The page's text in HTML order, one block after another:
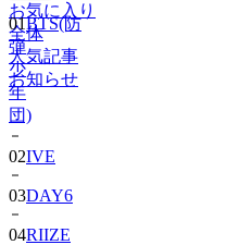
お気に入り
全体
人気記事
お知らせ
01BTS(防
弾
少
年
団)
02IVE
03DAY6
04RIIZE